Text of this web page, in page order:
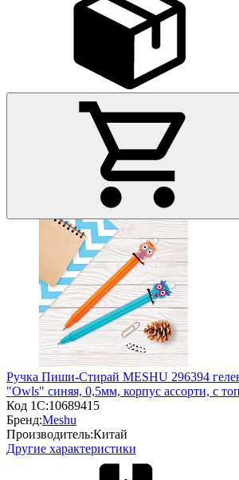
Ручка Пиши-Cтирай MESHU 296394
"Owls" синяя, 0,5мм, корпус ассорти, с
Код 1С:10689415
Бренд:Meshu
Производитель:Китай
Другие характеристики